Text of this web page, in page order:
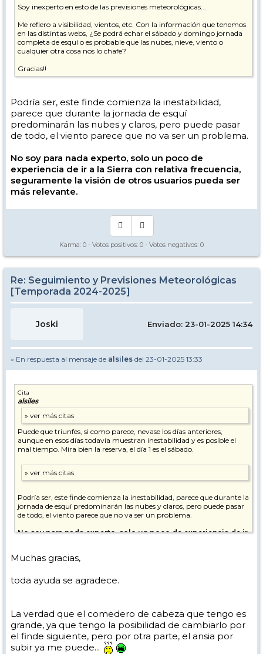
Soy inexperto en esto de las previsiones meteorológicas...
Me refiero a visibilidad, vientos, etc. Con la información que tenemos
en las distintas webs, ¿Se podrá echar el sábado y domingo jornada
completa de esquí o es probable que las nubes, nieve, viento o
cualquier otra cosa nos lo chafe?
Gracias!!
Podría ser, este finde comienza la inestabilidad,
parece que durante la jornada de esquí
predominarán las nubes y claros, pero puede pasar
de todo, el viento parece que no va ser un problema.
No soy para nada experto, solo un poco de
experiencia de ir a la Sierra con relativa frecuencia,
seguramente la visión de otros usuarios pueda ser
más relevante.
Karma: 0 - Votos positivos: 0 - Votos negativos: 0
Re: Seguimiento y Previsiones Meteorológicas
[Temporada 2024-2025]
Joski Enviado: 23-01-2025 14:34
» En respuesta al mensaje de alsiles del 23-01-2025 13:33
Cita
alsiles
Puede que triunfes, si como parece, nevase los días anteriores,
aunque en esos días todavía muestran inestabilidad y es posible el
mal tiempo. Mira bien la reserva, el día 1 es el sábado.
Podría ser, este finde comienza la inestabilidad, parece que durante la
jornada de esquí predominarán las nubes y claros, pero puede pasar
de todo, el viento parece que no va ser un problema.
No soy para nada experto, solo un poco de experiencia de ir
Muchas gracias,
toda ayuda se agradece.
La verdad que el comedero de cabeza que tengo es
grande, ya que tengo la posibilidad de cambiarlo por
el finde siguiente, pero por otra parte, el ansia por
subir ya me puede...